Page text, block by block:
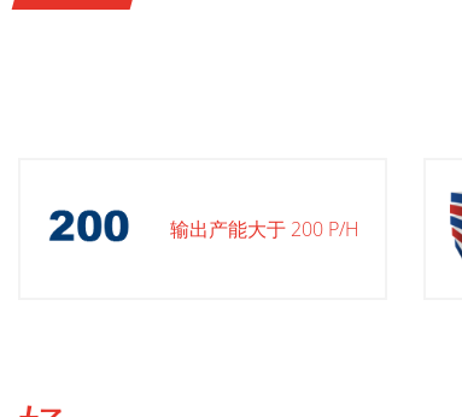
输出产能大于 200 P/H